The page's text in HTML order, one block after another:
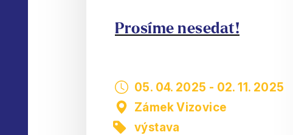
Prosíme nesedat!
05. 04. 2025 - 02. 11. 2025
Zámek Vizovice
výstava